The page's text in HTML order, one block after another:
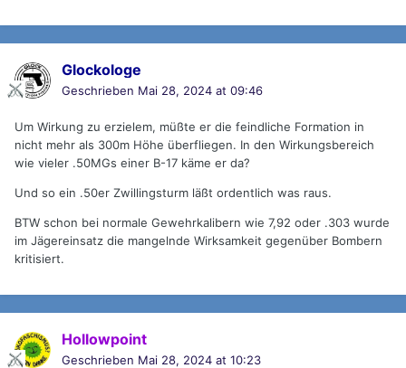
Glockologe
Geschrieben Mai 28, 2024 at 09:46
Um Wirkung zu erzielem, müßte er die feindliche Formation in
nicht mehr als 300m Höhe überfliegen. In den Wirkungsbereich
wie vieler .50MGs einer B-17 käme er da?
Und so ein .50er Zwillingsturm läßt ordentlich was raus.
BTW schon bei normale Gewehrkalibern wie 7,92 oder .303 wurde
im Jägereinsatz die mangelnde Wirksamkeit gegenüber Bombern
kritisiert.
Hollowpoint
Geschrieben Mai 28, 2024 at 10:23